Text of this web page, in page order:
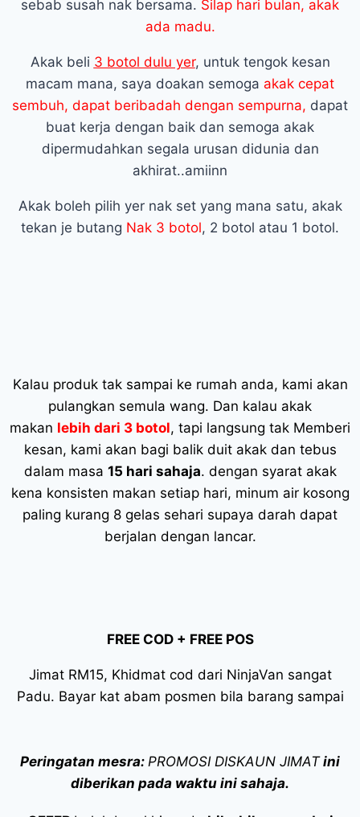
sebab susah nak bersama. Silap hari bulan, akak
ada madu.
Akak beli 3 botol dulu yer, untuk tengok kesan
macam mana, saya doakan semoga akak cepat
sembuh, dapat beribadah dengan sempurna, dapat
buat kerja dengan baik dan semoga akak
dipermudahkan segala urusan didunia dan
akhirat..amiinn
Akak boleh pilih yer nak set yang mana satu, akak
tekan je butang Nak 3 botol, 2 botol atau 1 botol.
Kalau produk tak sampai ke rumah anda, kami akan
pulangkan semula wang. Dan kalau akak
makan lebih dari 3 botol, tapi langsung tak Memberi
kesan, kami akan bagi balik duit akak dan tebus
dalam masa 15 hari sahaja. dengan syarat akak
kena konsisten makan setiap hari, minum air kosong
paling kurang 8 gelas sehari supaya darah dapat
berjalan dengan lancar.
FREE COD + FREE POS
Jimat RM15, Khidmat cod dari NinjaVan sangat
Padu. Bayar kat abam posmen bila barang sampai
Peringatan mesra: PROMOSI DISKAUN JIMATini
diberikan pada waktu ini sahaja.